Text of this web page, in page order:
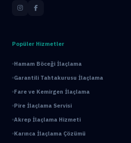
Popüler Hizmetler
Hamam Böceği İlaçlama
Garantili Tahtakurusu İlaçlama
Fare ve Kemirgen İlaçlama
Pire İlaçlama Servisi
Akrep İlaçlama Hizmeti
Karınca İlaçlama Çözümü